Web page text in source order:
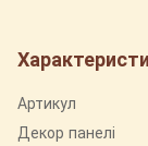
Артикул
Декор панелі